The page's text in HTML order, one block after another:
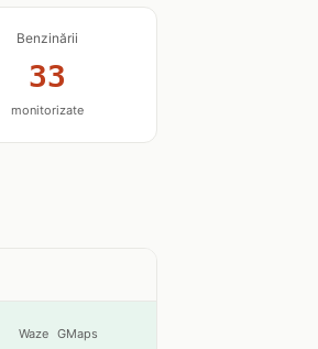
Benzinării
33
monitorizate
Waze GMaps